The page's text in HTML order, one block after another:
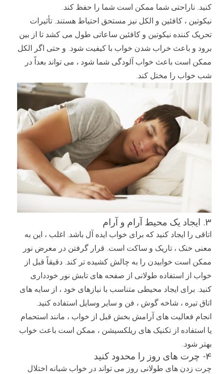
کنید. ناراحتی شما ممکن است شما را حفظ کند.
نیکوتین ، کافئین و الکل نیز مستحق احتیاط هستند. تأثیرات
تحریک کننده نیکوتین و کافئین ساعاتی طول می کشد تا از بین
برود و باعث خراب شدن خواب با کیفیت شود. و حتی اگر الکل
ممکن است باعث خواب آلودگی شما شود ، می تواند بعداً در
شب خواب را مختل کند.
3. ایجاد یک محیط آرام و آرام
اتاقی را ایجاد کنید که برای خواب ایده آل باشد. اغلب ، این به
معنی خنک ، تاریک و ساکت است. قرار گرفتن در معرض نور
ممکن است خوابیدن را به چالش کشیده تر کند. دقیقاً قبل از
خواب از استفاده طولانی از صفحه های تابش نور خودداری
کنید. برای ایجاد محیطی متناسب با نیازهای خود ، از سایه های
اتاق تیره ، شاخه گوش ، فن و سایر وسایل استفاده کنید.
انجام فعالیت های آرامش بخش قبل از خواب ، مانند استحمام
یا استفاده از تکنیک های ریلکسیشن ، ممکن است باعث خواب
بهتر شود.
4- چرت های روز را محدود کنید
چرت زدن های طولانی روز می تواند در خواب شبانه اختلال